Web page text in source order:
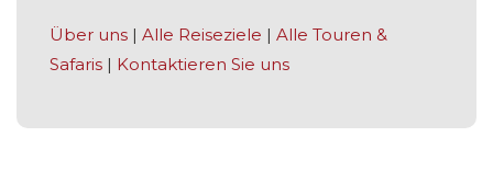
Über uns | Alle Reiseziele | Alle Touren &
Safaris | Kontaktieren Sie uns